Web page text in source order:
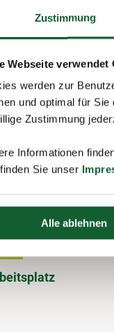
Zustimmung
Webseite verwendet
werden zur
und optimal für
Zustimmung
Informationen
Sie unser
Alle ablehnen
auch